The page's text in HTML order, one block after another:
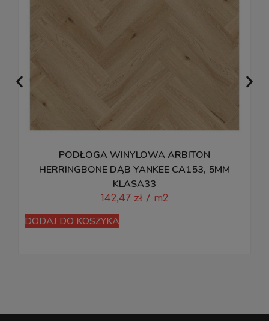
PODŁOGA WINYLOWA ARBITON
HERRINGBONE DĄB YANKEE CA153, 5MM
KLASA33
142,47 zł / m2
DODAJ DO KOSZYKA